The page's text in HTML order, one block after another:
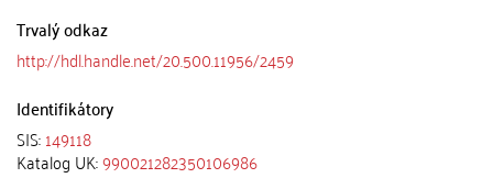
Trvalý odkaz
http://hdl.handle.net/20.500.11956/2459
Identifikátory
SIS:149118
Katalog UK:990021282350106986